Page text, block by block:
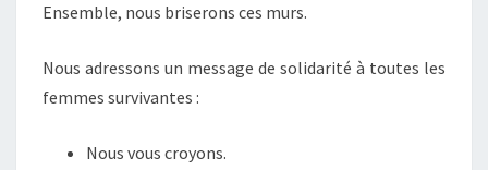
Ensemble, nous briserons ces murs.
Nous adressons un message de solidarité à toutes les
femmes survivantes :
Nous vous croyons.